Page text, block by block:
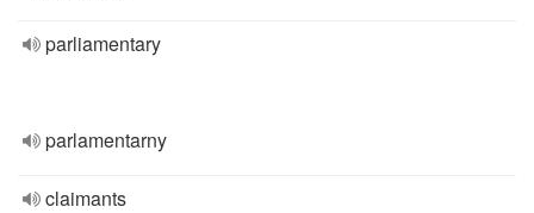
parliamentary
parlamentarny
claimants